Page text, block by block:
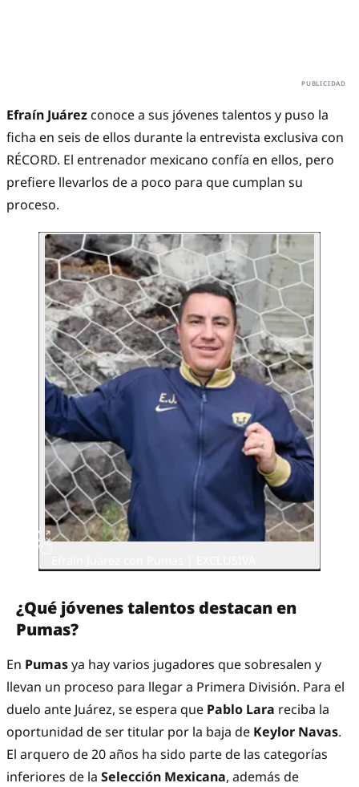
Efraín Juárez conoce a sus jóvenes talentos y puso la
ficha en seis de ellos durante la entrevista exclusiva con
RÉCORD. El entrenador mexicano confía en ellos, pero
prefiere llevarlos de a poco para que cumplan su
proceso.
¿Qué jóvenes talentos destacan en
Pumas?
En Pumasya hay varios jugadores que sobresalen y
llevan un proceso para llegar a Primera División. Para el
duelo ante Juárez, se espera que Pablo Lara reciba la
oportunidad de ser titular por la baja de Keylor Navas.
El arquero de 20 años ha sido parte de las categorías
inferiores de la Selección Mexicana, además de